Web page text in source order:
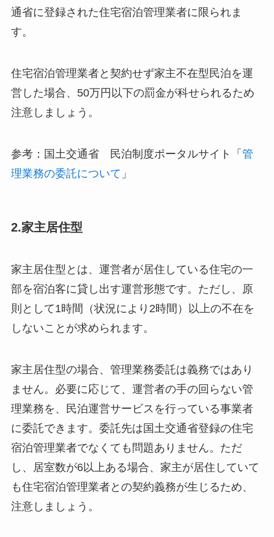
通省に登録された住宅宿泊管理業者に限られま
す。
住宅宿泊管理業者と契約せず家主不在型民泊を運
営した場合、50万円以下の罰金が科せられるため
注意しましょう。
参考：国土交通省 民泊制度ポータルサイト「 管
理業務の委託について 」
2.家主居住型
家主居住型とは、運営者が居住している住宅の一
部を宿泊客に貸し出す運営形態です。ただし、原
則として1時間（状況により2時間）以上の不在を
しないことが求められます。
家主居住型の場合、管理業務委託は義務ではあり
ません。必要に応じて、運営者の手の回らない管
理業務を、民泊運営サービスを行っている事業者
に委託できます。委託先は国土交通省登録の住宅
宿泊管理業者でなくても問題ありません。ただ
し、居室数が6以上ある場合、家主が居住していて
も住宅宿泊管理業者との契約義務が生じるため、
注意しましょう。